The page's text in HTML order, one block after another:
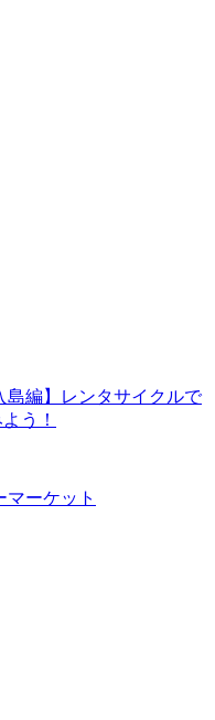
島編】レンタサイクルで
う！
マーケット